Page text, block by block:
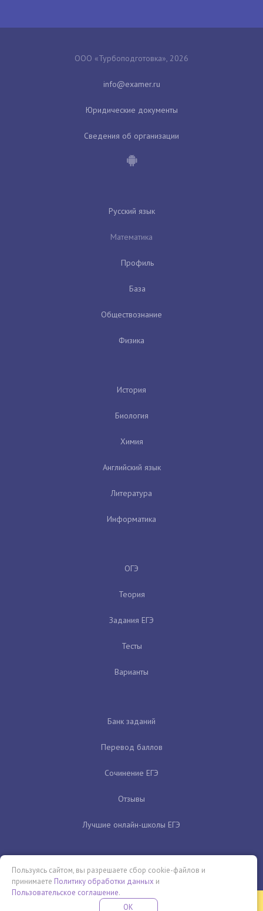
ООО «Турбоподготовка», 2026
Юридические документы
Сведения об организации
Русский язык
Математика
Профиль
База
Обществознание
Физика
История
Биология
Химия
Английский язык
Литература
Информатика
ОГЭ
Теория
Задания ЕГЭ
Тесты
Варианты
Банк заданий
Перевод баллов
Сочинение ЕГЭ
Отзывы
Лучшие онлайн-школы ЕГЭ
Бесплатная летняя школа
Пользуясь сайтом, вы разрешаете сбор cookie-файлов и
принимаете Политику обработки данных и
Пользовательское соглашение.
OK